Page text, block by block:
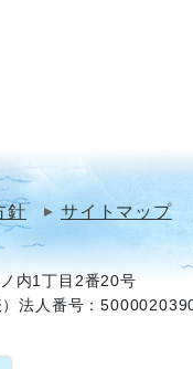
針 サイトマップ
内1丁目2番20号
法人番号：